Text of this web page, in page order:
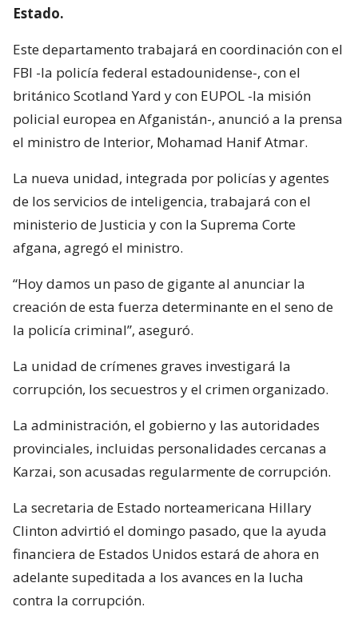
Estado.
Este departamento trabajará en coordinación con el
FBI -la policía federal estadounidense-, con el
británico Scotland Yard y con EUPOL -la misión
policial europea en Afganistán-, anunció a la prensa
el ministro de Interior, Mohamad Hanif Atmar.
La nueva unidad, integrada por policías y agentes
de los servicios de inteligencia, trabajará con el
ministerio de Justicia y con la Suprema Corte
afgana, agregó el ministro.
“Hoy damos un paso de gigante al anunciar la
creación de esta fuerza determinante en el seno de
la policía criminal”, aseguró.
La unidad de crímenes graves investigará la
corrupción, los secuestros y el crimen organizado.
La administración, el gobierno y las autoridades
provinciales, incluidas personalidades cercanas a
Karzai, son acusadas regularmente de corrupción.
La secretaria de Estado norteamericana Hillary
Clinton advirtió el domingo pasado, que la ayuda
financiera de Estados Unidos estará de ahora en
adelante supeditada a los avances en la lucha
contra la corrupción.